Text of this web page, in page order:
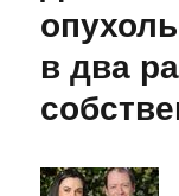
в два